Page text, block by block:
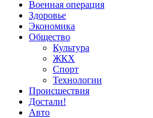
Военная операция
Здоровье
Экономика
Общество
Культура
ЖКХ
Спорт
Технологии
Происшествия
Достали!
Авто